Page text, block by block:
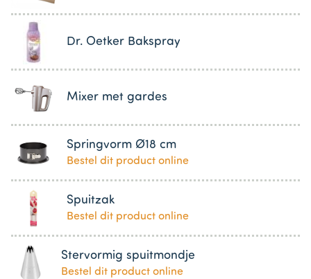
Dr. Oetker Bakspray
Mixer met gardes
Springvorm Ø18 cm
Bestel dit product online
Spuitzak
Bestel dit product online
Stervormig spuitmondje
Bestel dit product online